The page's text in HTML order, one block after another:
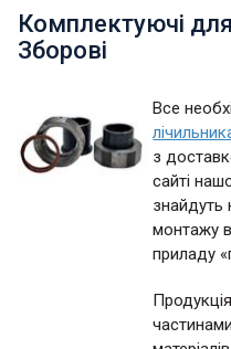
Комплектуючі для
Зборові
Все
з
сайті
знайдуть
монтажу
приладу